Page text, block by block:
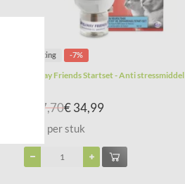
Korting -7%
Feliway Friends Startset - Anti stressmiddel
€ 37,70€ 34,99
Prijs per stuk